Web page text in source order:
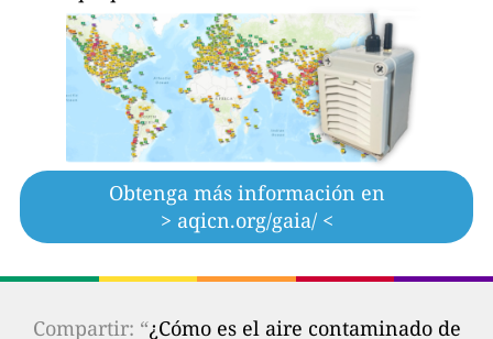
Obtenga más información en
> aqicn.org/gaia/ <
Compartir: “¿Cómo es el aire contaminado de